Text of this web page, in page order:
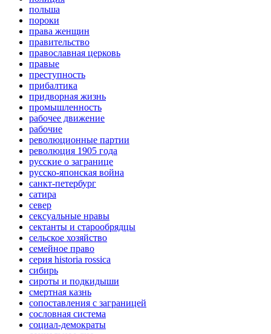
польша
пороки
права женщин
правительство
православная церковь
правые
преступность
прибалтика
придворная жизнь
промышленность
рабочее движение
рабочие
революционные партии
революция 1905 года
русские о загранице
русско-японская война
санкт-петербург
сатира
север
сексуальные нравы
сектанты и старообрядцы
сельское хозяйство
семейное право
серия historia rossica
сибирь
сироты и подкидыши
смертная казнь
сопоставления с заграницей
сословная система
социал-демократы